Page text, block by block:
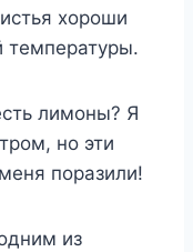
хороши
температуры.
лимоны? Я
но эти
поразили!
из